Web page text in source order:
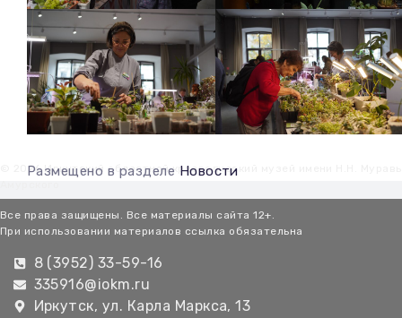
Размещено в разделе Новости
© 2026 Иркутский областной краеведческий музей имени Н.Н.
Все права защищены. Все материалы сайта 12+.
При использовании материалов ссылка обязательна
8 (3952) 33-59-16
335916@iokm.ru
Иркутск, ул. Карла Маркса, 13